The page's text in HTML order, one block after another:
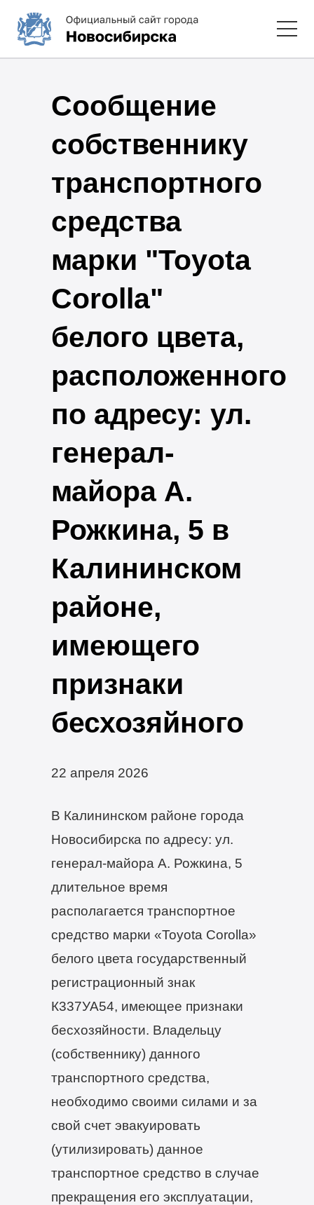
Сообщение
собственнику
транспортного
средства
марки "Toyota
Corolla"
белого цвета,
расположенного
по адресу: ул.
генерал-
майора А.
Рожкина, 5 в
Калининском
районе,
имеющего
признаки
бесхозяйного
22 апреля 2026
В Калининском районе города
Новосибирска по адресу: ул.
генерал-майора А. Рожкина, 5
длительное время
располагается транспортное
средство марки «Toyota Corolla»
белого цвета государственный
регистрационный знак
К337УА54, имеющее признаки
бесхозяйности. Владельцу
(собственнику) данного
транспортного средства,
необходимо своими силами и за
свой счет эвакуировать
(утилизировать) данное
транспортное средство в случае
прекращения его эксплуатации,